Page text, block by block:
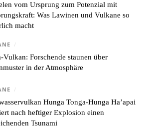
vom Ursprung zum Potenzial mit
Was Lawinen und Vulkane so
macht
/
Vulkan: Forschende staunen über
in der Atmosphäre
/
Hunga Tonga-Hunga Ha’apai
nach heftiger Explosion einen
Tsunami